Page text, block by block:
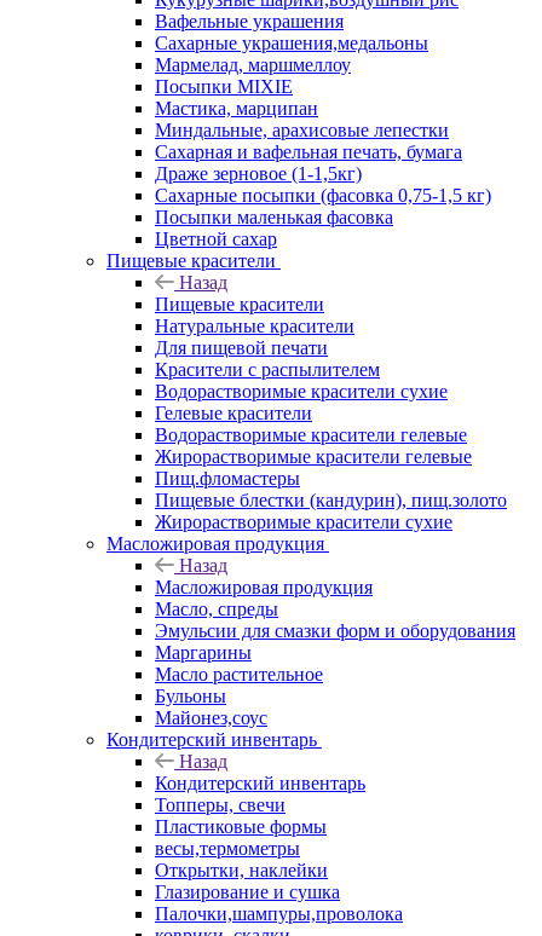
Вафельные украшения
Сахарные украшения,медальоны
Мармелад, маршмеллоу
Посыпки MIXIE
Мастика, марципан
Миндальные, арахисовые лепестки
Сахарная и вафельная печать, бумага
Драже зерновое (1-1,5кг)
Сахарные посыпки (фасовка 0,75-1,5 кг)
Посыпки маленькая фасовка
Цветной сахар
Пищевые красители
Назад
Пищевые красители
Натуральные красители
Для пищевой печати
Красители с распылителем
Водорастворимые красители сухие
Гелевые красители
Водорастворимые красители гелевые
Жирорастворимые красители гелевые
Пищ.фломастеры
Пищевые блестки (кандурин), пищ.золото
Жирорастворимые красители сухие
Масложировая продукция
Назад
Масложировая продукция
Масло, спреды
Эмульсии для смазки форм и оборудования
Маргарины
Масло растительное
Бульоны
Майонез,соус
Кондитерский инвентарь
Назад
Кондитерский инвентарь
Топперы, свечи
Пластиковые формы
весы,термометры
Открытки, наклейки
Глазирование и сушка
Палочки,шампуры,проволока